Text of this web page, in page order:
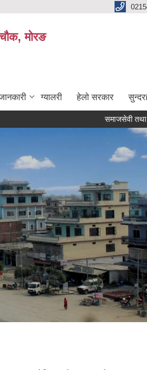
मोरङ
ग्यालरी हेलो सरकार
समाजसेवी तथा बाल